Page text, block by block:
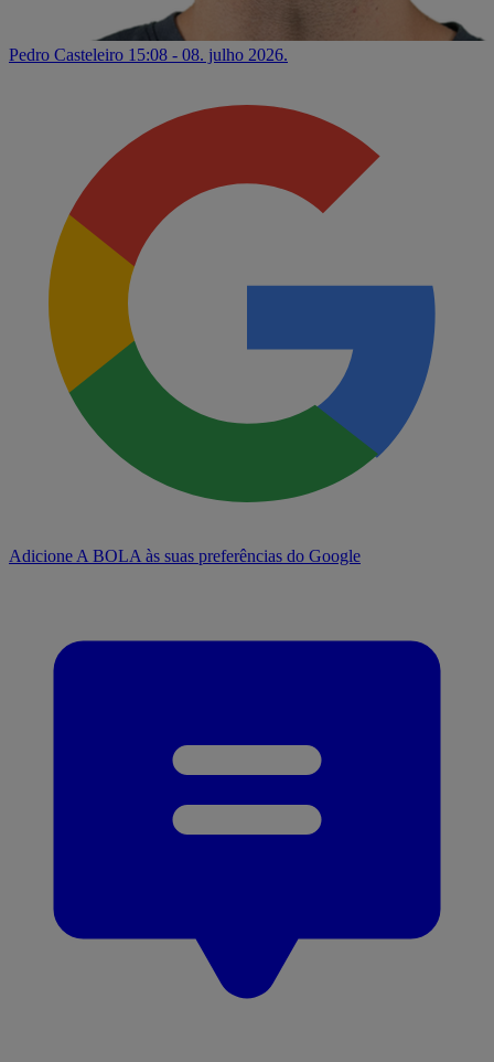
Pedro Casteleiro 15:08 - 08. julho 2026.
Adicione A BOLA às suas preferências do Google